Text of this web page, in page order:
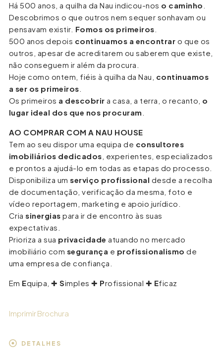
Há 500 anos, a quilha da Nau indicou-nos o caminho
Descobrimos o que outros nem sequer sonhavam ou
pensavam existir. Fomos os primeiros
500 anos depois continuamos a encontrar o que os
outros, apesar de acreditarem ou saberem que existe,
não conseguem ir além da procura.
Hoje como ontem, fiéis à quilha da Nau, continuamos
a ser os primeiros
Os primeiros a descobrir a casa, a terra, o recanto, o
lugar ideal dos que nos procuram
AO COMPRAR COM A NAU HOUSE
Tem ao seu dispor uma equipa de consultores
imobiliários dedicados , experientes, especializados
e prontos a ajudá-lo em todas as etapas do processo.
Disponibiliza umserviço profissional desde a recolha
de documentação, verificação da mesma, foto e
vídeo reportagem, marketing e apoio jurídico.
Criasinergias para ir de encontro às suas
expectativas.
Prioriza a sua privacidade atuando no mercado
imobiliário com segurança e profissionalismo de
uma empresa de confiança.
Em Equipa, ✚Simples ✚ Profissional ✚ Eficaz
Imprimir Brochura
DETALHES